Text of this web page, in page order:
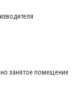
занятое помещение